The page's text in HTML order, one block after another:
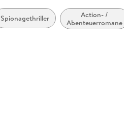
Spionagethriller
Action- /
Abenteuerromane